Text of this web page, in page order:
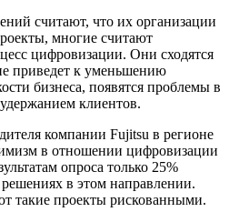
считают, что их организации
многие считают
цифровизации. Они сходятся
приведет к уменьшению
бизнеса, появятся проблемы в
клиентов.
компании Fujitsu в регионе
в отношении цифровизации
опроса только 25%
в этом направлении.
такие проекты рискованными.